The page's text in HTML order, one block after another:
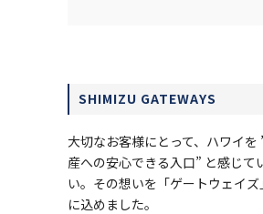
SHIMIZU GATEWAYS
大切なお客様にとって、ハワイを
産への安心できる入口” と感じて
い。その想いを「ゲートウェイ
に込めました。